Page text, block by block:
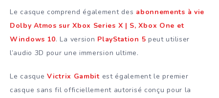
Le casque comprend également des abonnements à vie
Dolby Atmos sur Xbox Series X | S, Xbox One et
Windows 10. La version PlayStation 5 peut utiliser
l’audio 3D pour une immersion ultime.
Le casque Victrix Gambit est également le premier
casque sans fil officiellement autorisé conçu pour la